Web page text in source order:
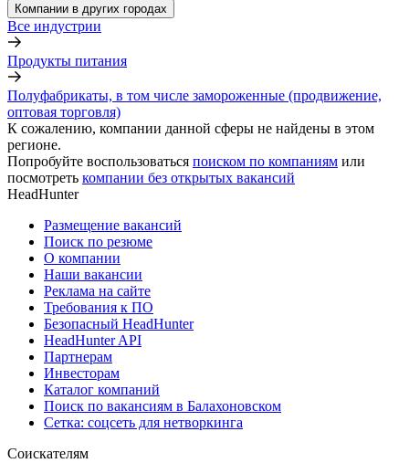
Компании в других городах
Все индустрии
Продукты питания
Полуфабрикаты, в том числе замороженные (продвижение,
оптовая торговля)
К сожалению, компании данной сферы не найдены в этом
регионе.
Попробуйте воспользоваться поиском по компаниям или
посмотреть компании без открытых вакансий
HeadHunter
Размещение вакансий
Поиск по резюме
О компании
Наши вакансии
Реклама на сайте
Требования к ПО
Безопасный HeadHunter
HeadHunter API
Партнерам
Инвесторам
Каталог компаний
Поиск по вакансиям в Балахоновском
Сетка: соцсеть для нетворкинга
Соискателям